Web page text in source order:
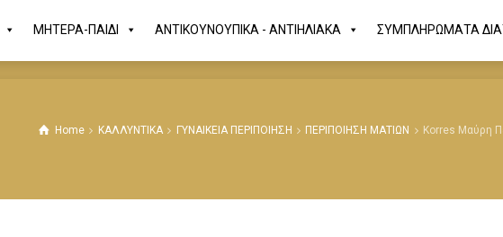
ΜΗΤΕΡΑ-ΠΑΙΔΙ ΑΝΤΙΚΟΥΝΟΥΠΙΚΑ - ΑΝΤΙΗΛΙΑΚΑ ΣΥΜΠΛΗΡΩΜΑΤΑ
Home ΚΑΛΛΥΝΤΙΚΑ ΓΥΝΑΙΚΕΙΑ ΠΕΡΙΠΟΙΗΣΗ ΠΕΡΙΠΟΙΗΣΗ ΜΑΤΙΩΝ Korres Μαύρη